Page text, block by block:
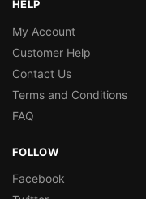
HELP
My Account
Customer Help
Contact Us
Terms and Conditions
FAQ
FOLLOW
Facebook